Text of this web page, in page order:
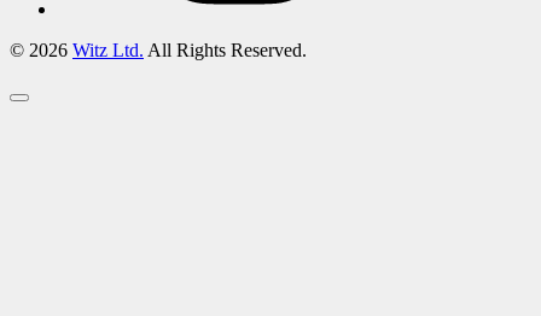
© 2026 Witz Ltd. All Rights Reserved.